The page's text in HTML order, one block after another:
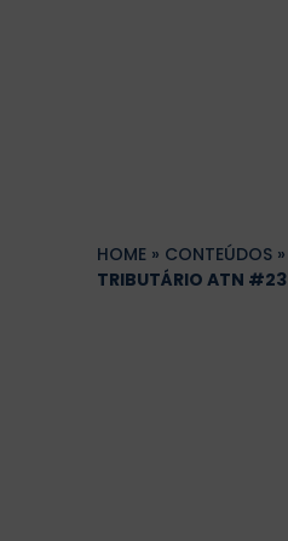
HOME » CONTEÚDOS »
TRIBUTÁRIO ATN #23